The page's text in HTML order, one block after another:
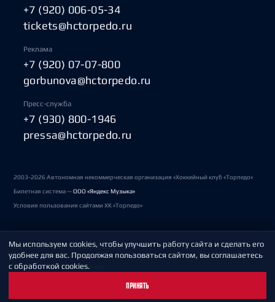
+7 (920) 006-05-34
tickets@hctorpedo.ru
Реклама
+7 (920) 07-07-800
gorbunova@hctorpedo.ru
Пресс-служба
+7 (930) 800-1946
pressa@hctorpedo.ru
2003-2026 Автономная некоммерческая организация «Хоккейный клуб «Торпедо»
Билетная система —ООО «Яндекс Музыка»
Условия пользования сайтами ХК «Торпедо»
Политика обработки персональных данных
Пользовательское соглашение
Мы используем cookies, чтобы улучшить работу сайта и сделать его
удобнее для вас. Продолжая пользоваться сайтом, вы соглашаетесь
с обработкой cookies.
ПРИНЯТЬ